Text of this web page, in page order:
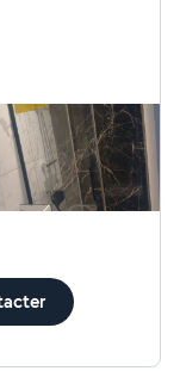
et réparation